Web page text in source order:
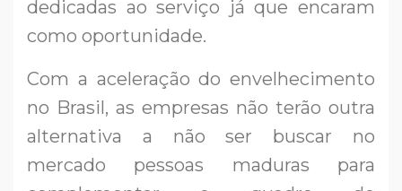
dedicadas ao serviço já que encaram
como oportunidade.
Com a aceleração do envelhecimento
no Brasil, as empresas não terão outra
alternativa a não ser buscar no
mercado pessoas maduras para